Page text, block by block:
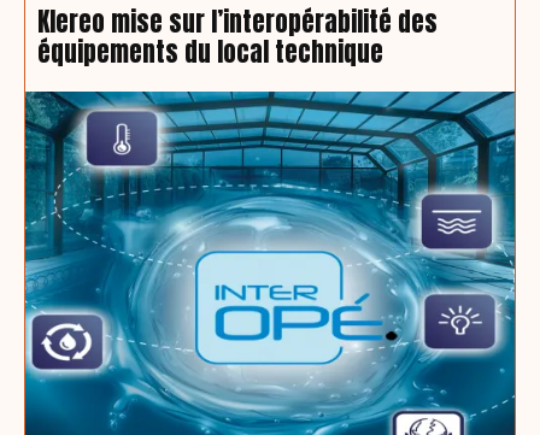
Klereo mise sur l’interopérabilité des
équipements du local technique